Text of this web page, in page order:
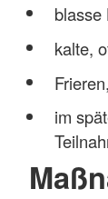
blasse
kalte,
im